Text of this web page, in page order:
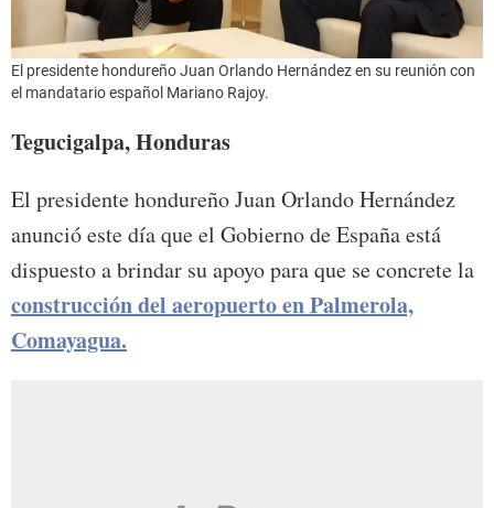
El presidente hondureño Juan Orlando Hernández en su reunión con
el mandatario español Mariano Rajoy.
Tegucigalpa, Honduras
El presidente hondureño Juan Orlando Hernández
anunció este día que el Gobierno de España está
dispuesto a brindar su apoyo para que se concrete la
construcción del aeropuerto en Palmerola,
Comayagua.